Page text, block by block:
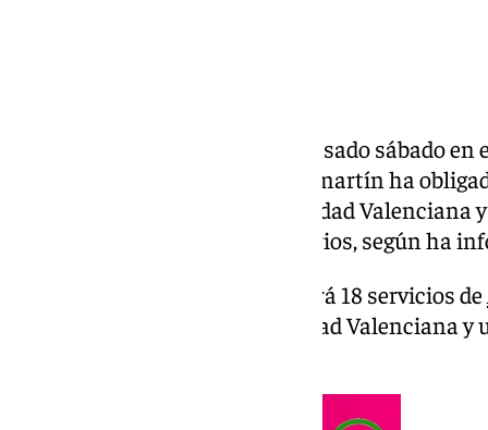
La incidencia registrada este pasado sábado
Madrid Puerta de Atocha y Chamartín ha
servicios entre Madrid, Comunidad Valenciana
modificación adicional de horarios, según ha
Concretamente, Renfe suprimirá 18 servicios de
destino u origen en la Comunidad Valenciana